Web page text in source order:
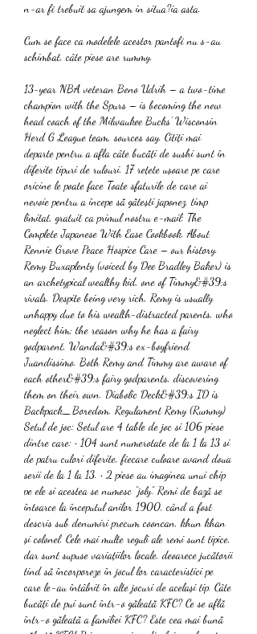
n-ar fi trebuit sa ajungem in situa?ia asta.
Cum se face ca modelele acestor pantofi nu s-au
schimbat, câte piese are rummy.
13-year NBA veteran Beno Udrih – a two-time
champion with the Spurs – is becoming the new
head coach of the Milwaukee Bucks’ Wisconsin
Herd G League team, sources say. Citiți mai
departe pentru a afla câte bucăți de sushi sunt în
diferite tipuri de rulouri. 17 rețete ușoare pe care
oricine le poate face Toate sfaturile de care ai
nevoie pentru a începe să gătești japonez, timp
limitat, gratuit ca primul nostru e-mail: The
Complete Japanese With Ease Cookbook. About
Rennie Grove Peace Hospice Care – our history.
Remy Buxaplenty (voiced by Dee Bradley Baker) is
an archetypical wealthy kid, one of Timmy&#39;s
rivals. Despite being very rich, Remy is usually
unhappy due to his wealth-distracted parents, who
neglect him; the reason why he has a fairy
godparent, Wanda&#39;s ex-boyfriend
Juandissimo. Both Remy and Timmy are aware of
each other&#39;s fairy godparents, discovering
them on their own. Diabolic Deck&#39;s ID is
Backpack_Boredom. Regulament Remy (Rummy)
Setul de joc: Setul are 4 table de joc si 106 piese
dintre care: • 104 sunt numerotate de la 1 la 13 si
de patru culori diferite, fiecare culoare avand doua
serii de la 1 la 13. • 2 piese au imaginea unui chip
pe ele si acestea se numesc “joly”. Remi de bază se
întoarce la începutul anilor 1900, când a fost
descris sub denumiri precum cooncan, khun khan
și colonel. Cele mai multe reguli ale remi sunt tipice,
dar sunt supuse variațiilor locale, deoarece jucătorii
tind să încorporeze în jocul lor caracteristici pe
care le-au întâlnit în alte jocuri de același tip. Câte
bucăți de pui sunt într-o găleată KFC? Ce se află
într-o găleată a familiei KFC? Este cea mai bună